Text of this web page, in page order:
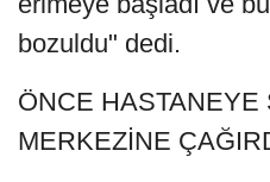
bozuldu" dedi.
ÖNCE HASTANEYE
MERKEZİNE